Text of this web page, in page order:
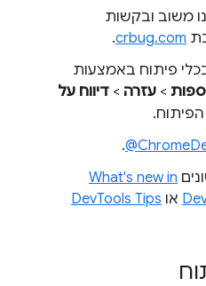
משוב ובקשות
crbug.com
.
פיתוח באמצעות
> עזרה > דיווח על
הפיתוח.
.
What's new in
או DevTools Tips